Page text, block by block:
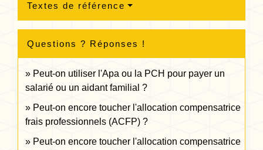
Textes de référence
Questions ? Réponses !
Peut-on utiliser l'Apa ou la PCH pour payer un
salarié ou un aidant familial ?
Peut-on encore toucher l'allocation compensatrice
frais professionnels (ACFP) ?
Peut-on encore toucher l'allocation compensatrice